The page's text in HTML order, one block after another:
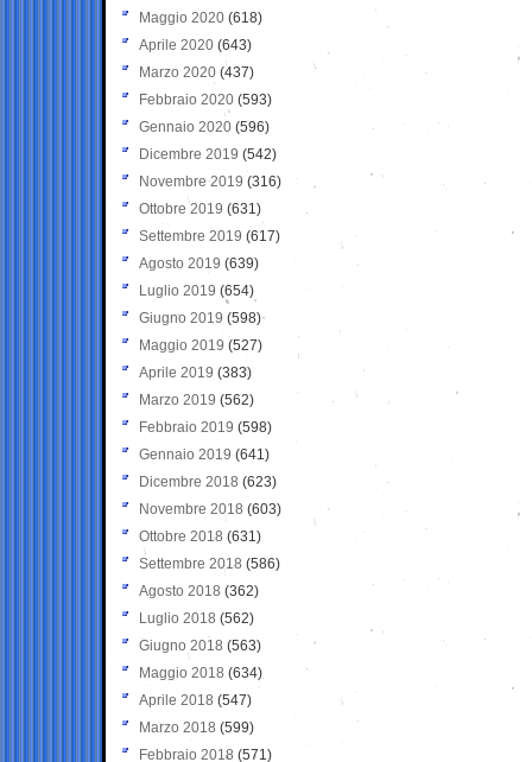
Maggio 2020 (618)
Aprile 2020 (643)
Marzo 2020 (437)
Febbraio 2020 (593)
Gennaio 2020 (596)
Dicembre 2019 (542)
Novembre 2019 (316)
Ottobre 2019 (631)
Settembre 2019 (617)
Agosto 2019 (639)
Luglio 2019 (654)
Giugno 2019 (598)
Maggio 2019 (527)
Aprile 2019 (383)
Marzo 2019 (562)
Febbraio 2019 (598)
Gennaio 2019 (641)
Dicembre 2018 (623)
Novembre 2018 (603)
Ottobre 2018 (631)
Settembre 2018 (586)
Agosto 2018 (362)
Luglio 2018 (562)
Giugno 2018 (563)
Maggio 2018 (634)
Aprile 2018 (547)
Marzo 2018 (599)
Febbraio 2018 (571)